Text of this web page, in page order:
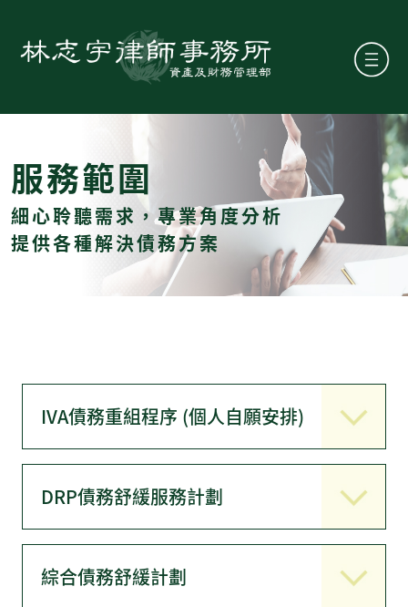
服務範圍
細心聆聽需求，專業角度分析
提供各種解決債務方案
IVA債務重組程序 (個人自願安排)
DRP債務舒緩服務計劃
綜合債務舒緩計劃